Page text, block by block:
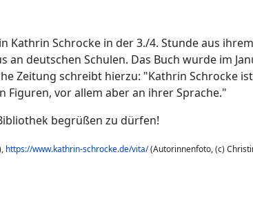
Schrocke in der 3./4. Stunde aus
an deutschen Schulen. Das Buch wurde im
Zeitung schreibt hierzu: "Kathrin Schrocke
vor allem aber an ihrer Sprache."
begrüßen zu dürfen!
https://www.kathrin-schrocke.de/vita/(Autorinnenfoto, (c)